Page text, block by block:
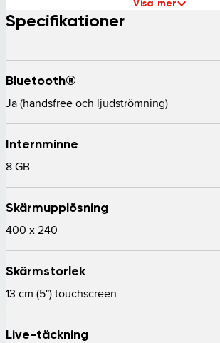
Visa mer
Specifikationer
Bluetooth®
Ja (handsfree och ljudströmning)
Internminne
8 GB
Skärmupplösning
400 x 240
Skärmstorlek
13 cm (5") touchscreen
Live-täckning